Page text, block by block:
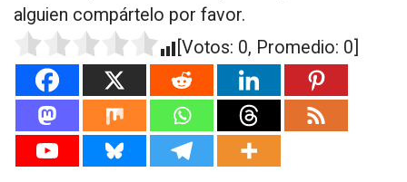
alguien compártelo por favor.
[Votos: 0, Promedio: 0